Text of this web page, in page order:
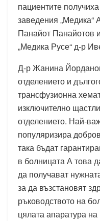
пациентите
заведения „Медика“
Панайот Панайотов
„Медика Русе“ д-р
Д-р Жанина
отделението и
трансфузионна
изключително
отделението. Най-
популяризира
така бъдат
в болницата А това
да получават
за да възстановят
ръководството на
цялата апаратура